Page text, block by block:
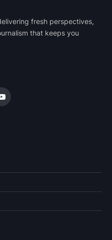
fresh perspectives,
that keeps you
YouTube